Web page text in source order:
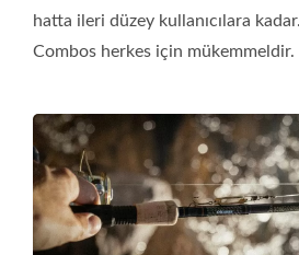
hatta ileri düzey kullanıcılara
Combos herkes için mükemmeldir.